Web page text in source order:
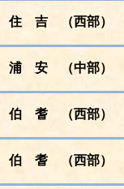
住 吉 （西部）
浦 安 （中部）
伯 耆 （西部）
伯 耆 （西部）